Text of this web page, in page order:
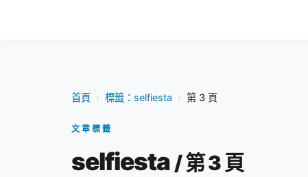
首頁 › 標籤：selfiesta › 第 3 頁
文章標籤
selfiesta / 第 3 頁